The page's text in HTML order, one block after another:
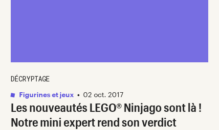
Les nouveautés LEGO® Ninjago sont là !
Notre mini expert rend son verdict
DÉCRYPTAGE
Figurines et jeux • 02 oct. 2017